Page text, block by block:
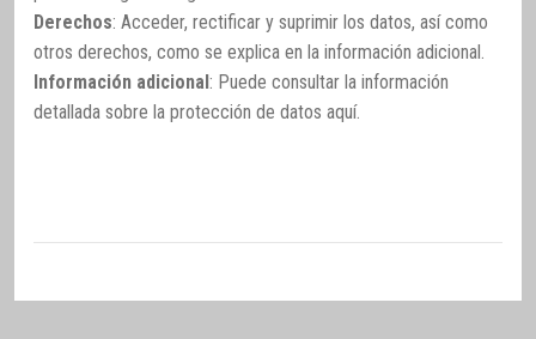
Derechos: Acceder, rectificar y suprimir los datos, así como
otros derechos, como se explica en la información adicional.
Información adicional : Puede consultar la información
detallada sobre la protección de datos aquí.